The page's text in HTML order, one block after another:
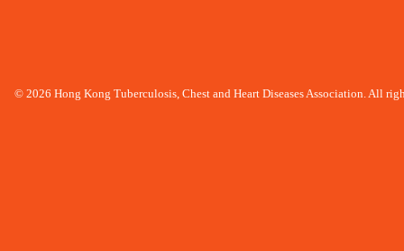
© 2026 Hong Kong Tuberculosis, Chest and Heart Diseases Association. All